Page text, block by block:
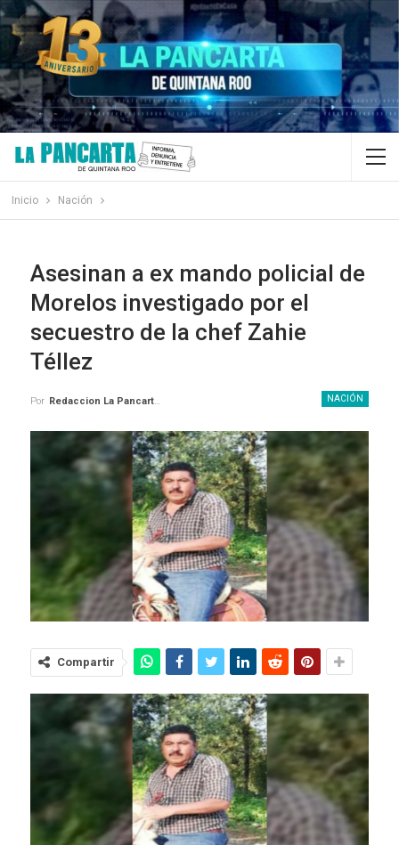
Inicio Nación
Asesinan a ex mando policial de
Morelos investigado por el
secuestro de la chef Zahie
Téllez
NACIÓN
Por Redaccion La Pancarta De Quintana Roo
Compartir